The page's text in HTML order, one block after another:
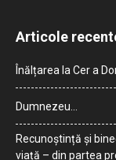
Articole
Înălțarea la Cer a
Dumnezeu…
Recunoștință și
viață – din partea